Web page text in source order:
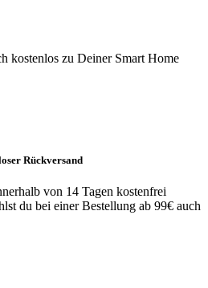
kostenlos zu Deiner Smart Home
Rückversand
von 14 Tagen kostenfrei
du bei einer Bestellung ab 99€ auch